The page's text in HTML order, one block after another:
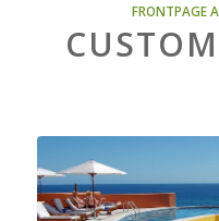
FRONTPAGE